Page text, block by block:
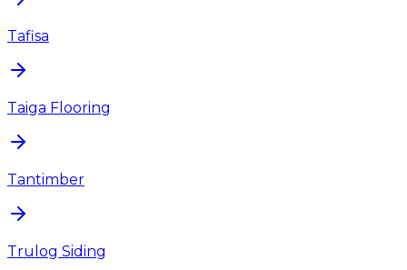
Tafisa
Taiga Flooring
Tantimber
Trulog Siding